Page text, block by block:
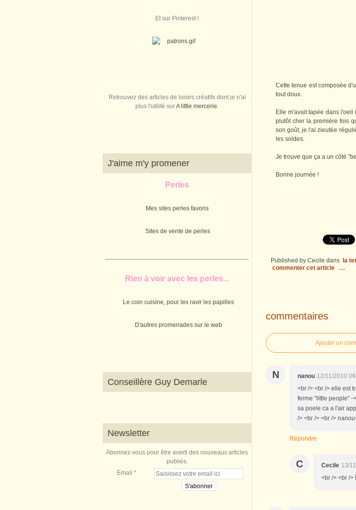
Et sur Pinterest !
Retrouvez des articles de loisirs créatifs dont je n'ai
plus l'utilité surA little mercerie.
J'aime m'y promener
Perles
Mes sites perles favoris
Sites de vente de perles
Rien à voir avec les perles...
Le coin cuisine, pour les ravir les papilles
D'autres promenades sur le web
Conseillère Guy Demarle
Newsletter
Abonnez-vous pour être averti des nouveaux articles
publiés.
Email
Cette tenue est composée
tout doux.
Elle m'avait tapée dans
plutôt cher la première fois
son goût, je l'ai zieutée
les soldes.
Je trouve que ça a un côté
Bonne journée !
Published by Cecile dans
la
commenter cet article
…
commentaires
Ajouter un
N nanou 12/11/2010
<br /> <br /> elle est
ferme "little people" -
sa poele ca a l'air
/> <br /> <br />
Répondre
C Cecile 13/
<br /> <br />